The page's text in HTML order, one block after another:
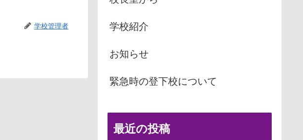
学校管理者 学校紹介
お知らせ
緊急時の登下校について
最近の投稿